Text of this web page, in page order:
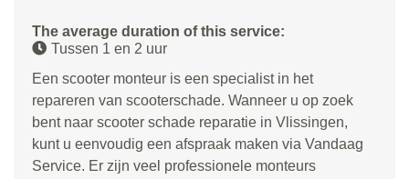
The average duration of this service:
Tussen 1 en 2 uur
Een scooter monteur is een specialist in het
repareren van scooterschade. Wanneer u op zoek
bent naar scooter schade reparatie in Vlissingen,
kunt u eenvoudig een afspraak maken via Vandaag
Service. Er zijn veel professionele monteurs